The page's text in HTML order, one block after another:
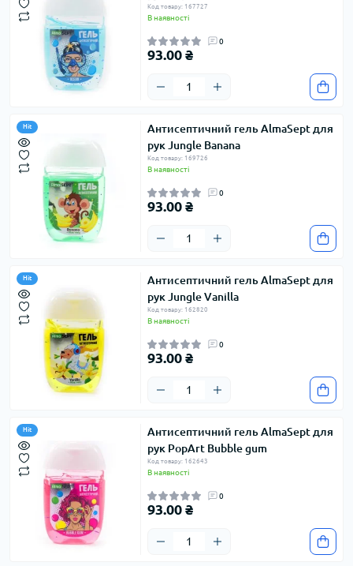
Код товару: 167727
В наявності
0
93.00 ₴
Hit
Антисептичний гель AlmaSept для
рук Jungle Banana
Код товару: 169726
В наявності
0
93.00 ₴
Hit
Антисептичний гель AlmaSept для
рук Jungle Vanilla
Код товару: 162820
В наявності
0
93.00 ₴
Hit
Антисептичний гель AlmaSept для
рук PopArt Bubble gum
Код товару: 162643
В наявності
0
93.00 ₴